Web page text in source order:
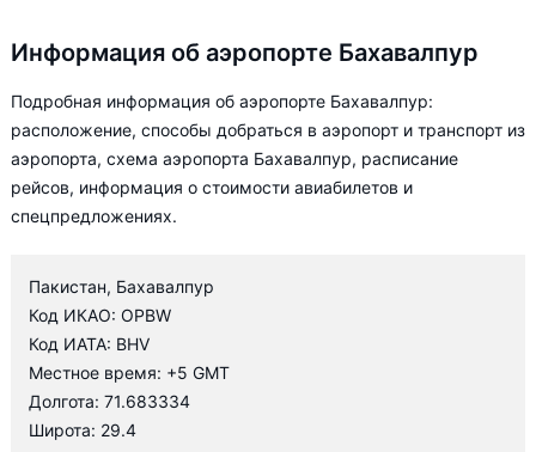
Информация об аэропорте Бахавалпур
Подробная информация об аэропорте Бахавалпур:
расположение, способы добраться в аэропорт и транспорт из
аэропорта, схема аэропорта Бахавалпур, расписание
рейсов, информация о стоимости авиабилетов и
спецпредложениях.
Пакистан, Бахавалпур
Код ИКАО: OPBW
Код ИАТА: BHV
Местное время: +5 GMT
Долгота: 71.683334
Широта: 29.4